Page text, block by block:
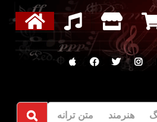
هنرمند متن ترانه